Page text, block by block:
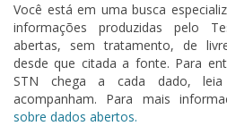
Você está em uma busca
informações produzidas pelo
abertas, sem tratamento, de
desde que citada a fonte. Para
STN chega a cada dado,
acompanham. Para mais
sobre dados abertos.